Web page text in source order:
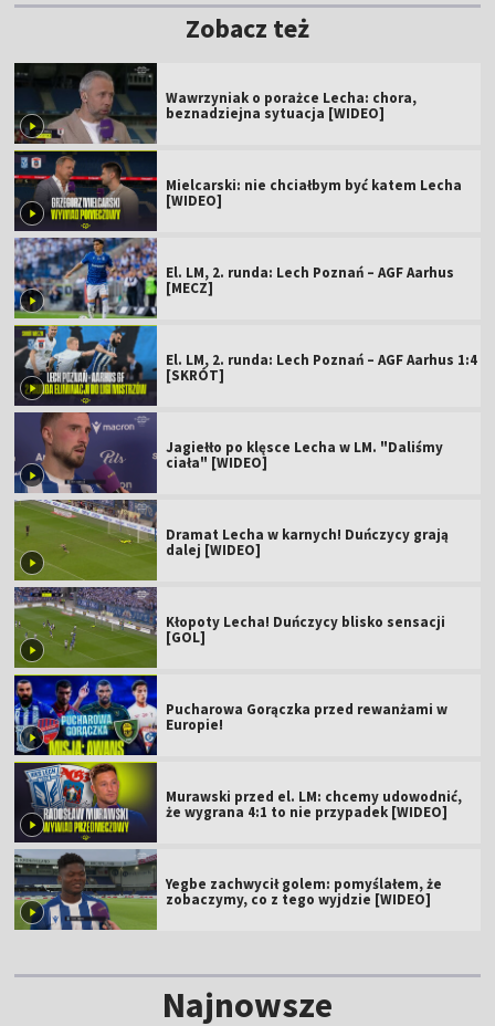
Zobacz też
Wawrzyniak o porażce Lecha: chora,
beznadziejna sytuacja [WIDEO]
Mielcarski: nie chciałbym być katem Lecha
[WIDEO]
El. LM, 2. runda: Lech Poznań – AGF Aarhus
[MECZ]
El. LM, 2. runda: Lech Poznań – AGF Aarhus 1:4
[SKRÓT]
Jagiełło po klęsce Lecha w LM. "Daliśmy
ciała" [WIDEO]
Dramat Lecha w karnych! Duńczycy grają
dalej [WIDEO]
Kłopoty Lecha! Duńczycy blisko sensacji
[GOL]
Pucharowa Gorączka przed rewanżami w
Europie!
Murawski przed el. LM: chcemy udowodnić,
że wygrana 4:1 to nie przypadek [WIDEO]
Yegbe zachwycił golem: pomyślałem, że
zobaczymy, co z tego wyjdzie [WIDEO]
Najnowsze